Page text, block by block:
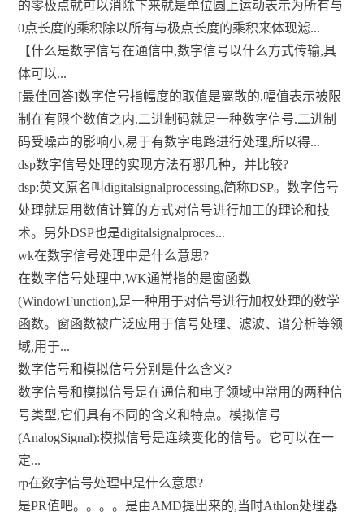
的零极点就可以消除下来就是单位圆上运动表示为所有与
0点长度的乘积除以所有与极点长度的乘积来体现滤...
【什么是数字信号在通信中,数字信号以什么方式传输,具
体可以...
[最佳回答]数字信号指幅度的取值是离散的,幅值表示被限
制在有限个数值之内.二进制码就是一种数字信号.二进制
码受噪声的影响小,易于有数字电路进行处理,所以得...
dsp数字信号处理的实现方法有哪几种，并比较?
dsp:英文原名叫digitalsignalprocessing,简称DSP。数字信号
处理就是用数值计算的方式对信号进行加工的理论和技
术。另外DSP也是digitalsignalproces...
wk在数字信号处理中是什么意思?
在数字信号处理中,WK通常指的是窗函数
(WindowFunction),是一种用于对信号进行加权处理的数学
函数。窗函数被广泛应用于信号处理、滤波、谱分析等领
域,用于...
数字信号和模拟信号分别是什么含义?
数字信号和模拟信号是在通信和电子领域中常用的两种信
号类型,它们具有不同的含义和特点。模拟信号
(AnalogSignal):模拟信号是连续变化的信号。它可以在一
定...
rp在数字信号处理中是什么意思?
是PR值吧。。。。是由AMD提出来的,当时Athlon处理器